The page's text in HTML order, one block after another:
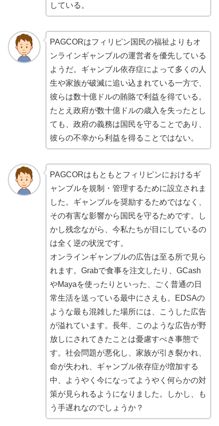
している。
PAGCORはフィリピン国民の福祉よりもオ
ンラインギャンブルの運営者を優先している
ようだ。ギャンブル依存症によって多くの人
生や家族が破滅に追い込まれている一方で、
彼らは数十億ドルの賄賂で利益を得ている。
たとえ政府が数十億ドルの歳入を失ったとし
ても、政府の義務は国民を守ることであり、
彼らの不幸から利益を得ることではない。
PAGCORはもともとフィリピンにおけるギ
ャンブルを規制・管理するために設立されま
した。ギャンブルを奨励するためではなく、
その有害な影響から国民を守るためです。し
かし残念ながら、今私たちが目にしているの
は全く逆の状況です。
オンラインギャンブルの広告は至る所で見ら
れます。Grabで食事を注文したり、GCash
やMayaを使ったりといった、ごく普通の日
常生活を送っている最中にさえも。EDSAの
ような最も混雑した場所には、こうした広告
が溢れています。長年、このような広告が野
放しにされてきたことは憂慮すべき事態で
す。社会問題が悪化し、家族が引き裂かれ、
命が失われ、ギャンブル依存症が増加する
中、ようやく今になってようやく何らかの対
策が見られるようになりました。しかし、も
う手遅れなのでしょうか？